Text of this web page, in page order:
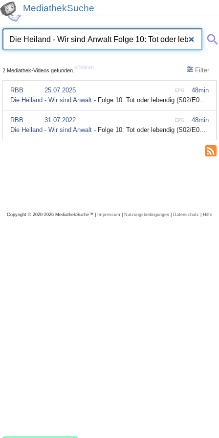
MediathekSuche
2 Mediathek-Videos gefunden.
erklären Filter
48min
EPG
RBB
25.07.2025
Die Heiland - Wir sind Anwalt - Folge 10: Tot oder lebendig (S02/E04) (Audiodeskription)
48min
EPG
RBB
31.07.2022
Die Heiland - Wir sind Anwalt - Folge 10: Tot oder lebendig (S02/E04) - Audiodeskription
Copyright © 2020-2026 MediathekSuche™ | Impressum | Nutzungsbedingungen | Datenschutz | Hilfe